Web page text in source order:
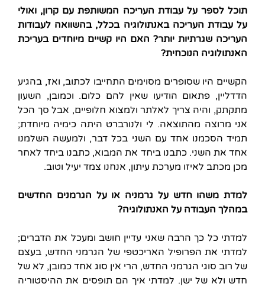
תוכל לספר על עבודת העריכה המשותפת עם קרון, ואולי
על עבודת העריכה באנתולוגיה בכלל, בהשוואה לעבודות
העריכה שגרתיות יותר? האם היו קשיים מיוחדים בעריכת
האנתולוגיה הנוכחית?
הקשיים היו שסופרים מסוימים התחייבו לכתוב, ואז, בהגיע
הדדליין, פתאום הודיעו שאין להם כלום. וכמובן, השעון
מתקתק, והיה צריך לאלתר ולמצוא חלופיים, אבל סך הכל
אני מרוצה מהתוצאה. לי ולנורברט היתה כימיה מיוחדת;
תמיד הסכמנו אחד עם השני בכל דבר, ולמעשה השלמנו
אחד את השני. כתבנו ביחד את המבוא, כתבנו ביחד לאחר
מכן מכתב לאיזו מערכת עיתון, אנחנו צמד יעיל וטוב.
למדת משהו חדש על גרמניה או על הגרמנים החדשים
במהלך העבודה על האנתולוגיה?
למדתי כל כך הרבה שאני עדיין חושב ומעכל את הדברים;
למדתי את הפרופיל האריכטפי של הגרמני החדש, בעצם
של רוב סוגי הגרמני החדש, הרי אין סוג אחד כמובן, לא של
חדש ולא של ישן. למדתי איך הם תופסים את ההיסטוריה